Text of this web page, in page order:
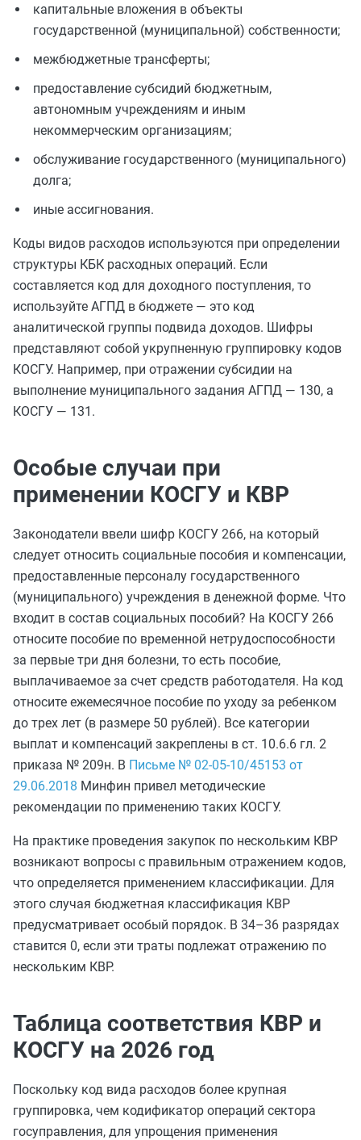
капитальные вложения в объекты
государственной (муниципальной) собственности;
межбюджетные трансферты;
предоставление субсидий бюджетным,
автономным учреждениям и иным
некоммерческим организациям;
обслуживание государственного (муниципального)
долга;
иные ассигнования.
Коды видов расходов используются при определении
структуры КБК расходных операций. Если
составляется код для доходного поступления, то
используйте АГПД в бюджете — это код
аналитической группы подвида доходов. Шифры
представляют собой укрупненную группировку кодов
КОСГУ. Например, при отражении субсидии на
выполнение муниципального задания АГПД — 130, а
КОСГУ — 131.
Особые случаи при
применении КОСГУ и КВР
Законодатели ввели шифр КОСГУ 266, на который
следует относить социальные пособия и компенсации,
предоставленные персоналу государственного
(муниципального) учреждения в денежной форме. Что
входит в состав социальных пособий? На КОСГУ 266
относите пособие по временной нетрудоспособности
за первые три дня болезни, то есть пособие,
выплачиваемое за счет средств работодателя. На код
относите ежемесячное пособие по уходу за ребенком
до трех лет (в размере 50 рублей). Все категории
выплат и компенсаций закреплены в ст. 10.6.6 гл. 2
приказа № 209н. В Письме № 02-05-10/45153 от
29.06.2018 Минфин привел методические
рекомендации по применению таких КОСГУ.
На практике проведения закупок по нескольким КВР
возникают вопросы с правильным отражением кодов,
что определяется применением классификации. Для
этого случая бюджетная классификация КВР
предусматривает особый порядок. В 34–36 разрядах
ставится 0, если эти траты подлежат отражению по
нескольким КВР.
Таблица соответствия КВР и
КОСГУ на 2026 год
Поскольку код вида расходов более крупная
группировка, чем кодификатор операций сектора
госуправления, для упрощения применения